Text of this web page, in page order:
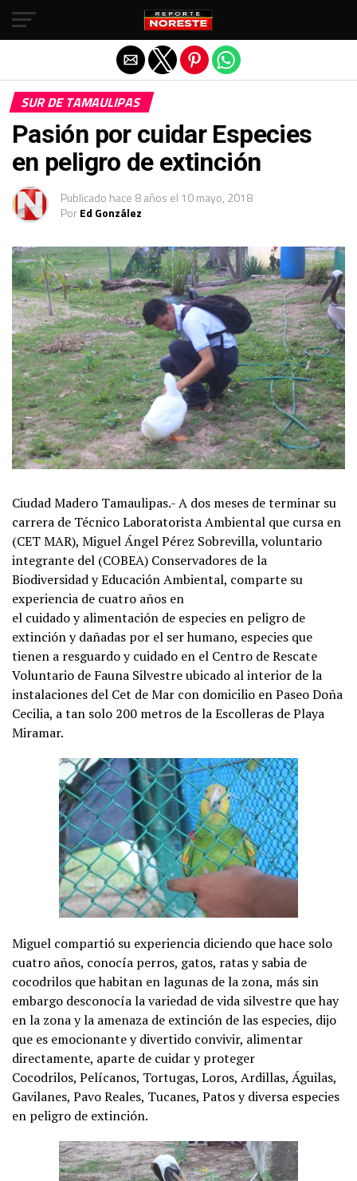
SUR DE TAMAULIPAS
Pasión por cuidar Especies
en peligro de extinción
Publicado hace 8 años el 10 mayo, 2018
PorEd González
Ciudad Madero Tamaulipas.- A dos meses de terminar su
carrera de Técnico Laboratorista Ambiental que cursa en
(CET MAR), Miguel Ángel Pérez Sobrevilla, voluntario
integrante del (COBEA) Conservadores de la
Biodiversidad y Educación Ambiental, comparte su
experiencia de cuatro años en
el cuidado y alimentación de especies en peligro de
extinción y dañadas por el ser humano, especies que
tienen a resguardo y cuidado en el Centro de Rescate
Voluntario de Fauna Silvestre ubicado al interior de la
instalaciones del Cet de Mar con domicilio en Paseo Doña
Cecilia, a tan solo 200 metros de la Escolleras de Playa
Miramar.
Miguel compartió su experiencia diciendo que hace solo
cuatro años, conocía perros, gatos, ratas y sabia de
cocodrilos que habitan en lagunas de la zona, más sin
embargo desconocía la variedad de vida silvestre que hay
en la zona y la amenaza de extinción de las especies, dijo
que es emocionante y divertido convivir, alimentar
directamente, aparte de cuidar y proteger
Cocodrilos, Pelícanos, Tortugas, Loros, Ardillas, Águilas,
Gavilanes, Pavo Reales, Tucanes, Patos y diversa especies
en peligro de extinción.
Salir de la versión móvil